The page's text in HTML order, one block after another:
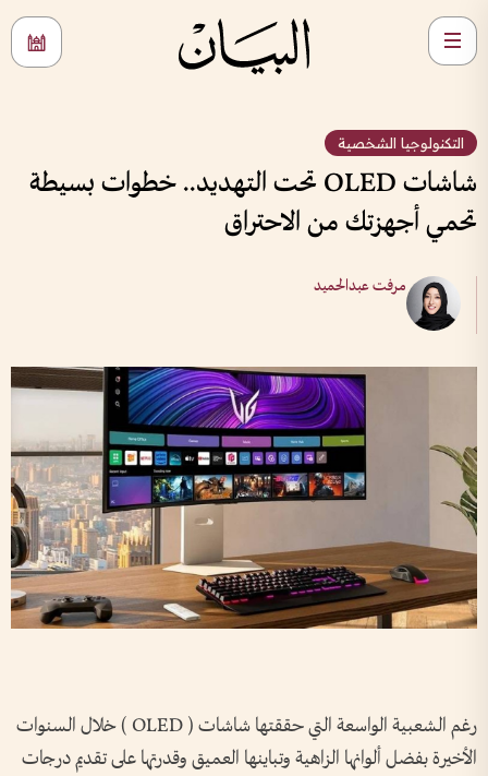
التكنولوجيا الشخصية
شاشات OLED تحت التهديد.. خطوات بسيطة
تحمي أجهزتك من الاحتراق
مرفت عبدالحميد
رغم الشعبية الواسعة التي حققتها شاشات ( OLED ) خلال السنوات
الأخيرة بفضل ألوانها الزاهية وتباينها العميق وقدرتها على تقديم درجات